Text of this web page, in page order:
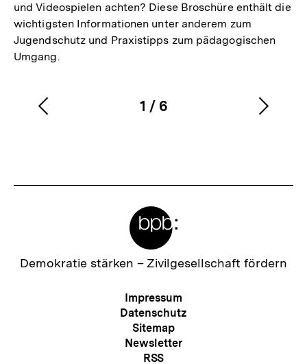
und Videospielen achten? Diese Broschüre enthält die
wichtigsten Informationen unter anderem zum
Jugendschutz und Praxistipps zum pädagogischen
Umgang.
Karussellinhalt
1
von
/ 6
Vorherigen
Zur
Demokratie stärken – Zivilgesellschaft fördern
Meta-
Navigation
Impressum
Datenschutz
Sitemap
Newsletter
RSS